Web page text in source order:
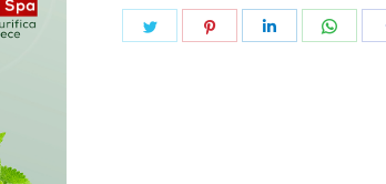
Share
Share